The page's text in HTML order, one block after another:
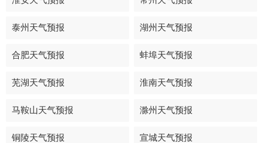
泰州天气预报 湖州天气预报
合肥天气预报 蚌埠天气预报
芜湖天气预报 淮南天气预报
马鞍山天气预报 滁州天气预报
铜陵天气预报 宣城天气预报